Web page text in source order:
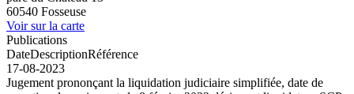
60540 Fosseuse
Voir sur la carte
Publications
DateDescriptionRéférence
17-08-2023
Jugement prononçant la liquidation judiciaire simplifiée, date de